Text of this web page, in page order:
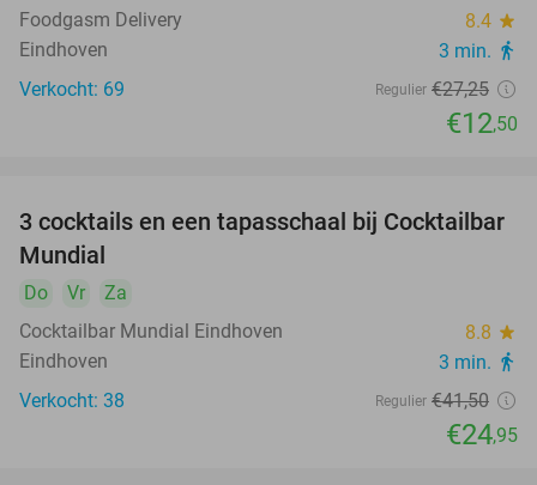
Foodgasm Delivery
8.4 star
Eindhoven 3 min. directions_walk
Verkocht: 69 Regulier €27,25
€12,50
40%
3 cocktails en een tapasschaal bij Cocktailbar
Mundial
Do Vr
Za
Cocktailbar Mundial Eindhoven
8.8 star
Eindhoven 3 min. directions_walk
Verkocht: 38 Regulier €41,50
€24,95